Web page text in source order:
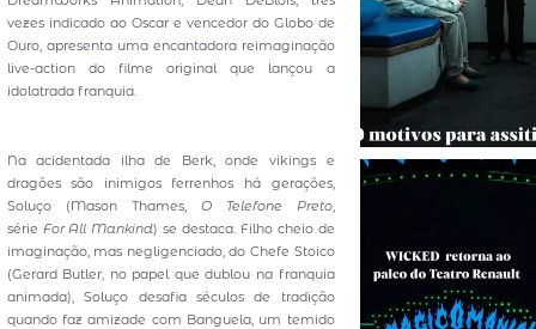
vezes indicado ao Oscar e vencedor do Globo de
Ouro, apresenta uma encantadora reimaginação
live-action do filme original que lançou a
idolatrada franquia.
Na acidentada ilha de Berk, onde vikings e
dragões são inimigos ferrenhos há gerações,
Soluço (Mason Thames, O Telefone Preto,
série For All Mankind) se destaca. Filho cheio de
imaginação, mas negligenciado, do Chefe Stoico
(Gerard Butler, no papel que dublou na franquia
animada), Soluço desafia séculos de tradição
quando faz amizade com Banguela, um temido